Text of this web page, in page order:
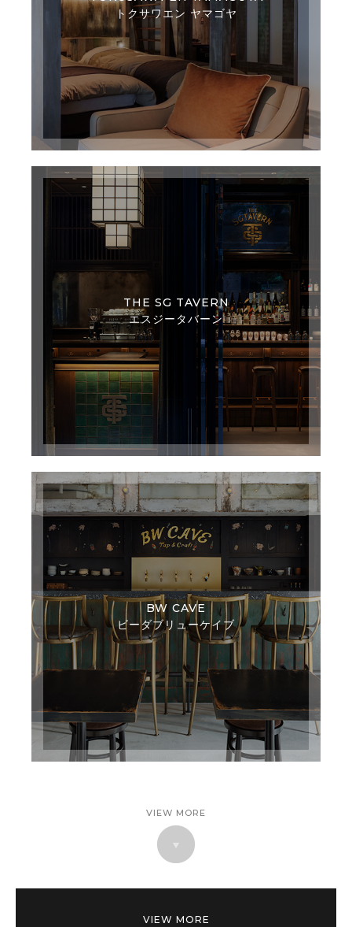
トクサワエン ヤマゴヤ
THE SG TAVERN
エスジータバーン
BW CAVE
ビーダブリューケイブ
VIEW MORE
VIEW MORE